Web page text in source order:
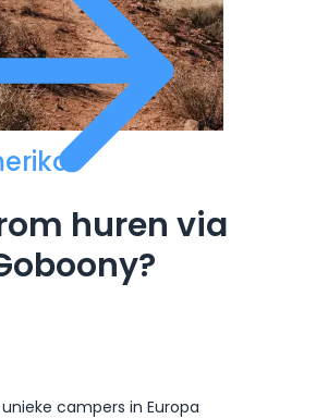
huren via
campers in Europa